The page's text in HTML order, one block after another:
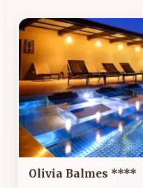
Olivia Balmes ****